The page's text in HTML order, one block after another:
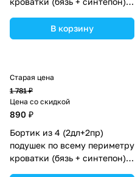
ассортименте.В корзину
Старая цена
1 781 ₽
Цена со скидкой
890 ₽
Бортик из 4 (2дл+2пр)
подушек по всему периметру
кроватки (бязь + синтепон)